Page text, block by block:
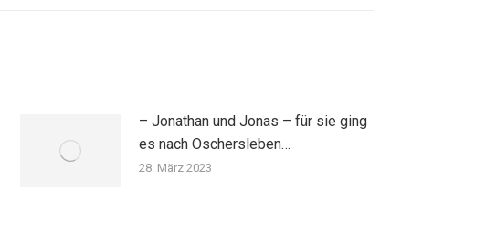
– Jonathan und Jonas – für sie ging
es nach Oschersleben…
28. März 2023